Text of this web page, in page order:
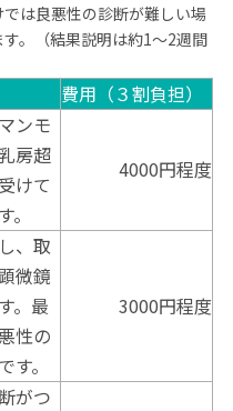
は良悪性の診断が難しい場
。（結果説明は約1～2週間
費用（３割負担）
ンモ
房超
けて
4000円程度
、取
微鏡
。最
性の
す。
3000円程度
がつ